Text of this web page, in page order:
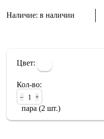
Наличие:в наличии
Цвет:
Кол-во:
– +
пара (2 шт.)